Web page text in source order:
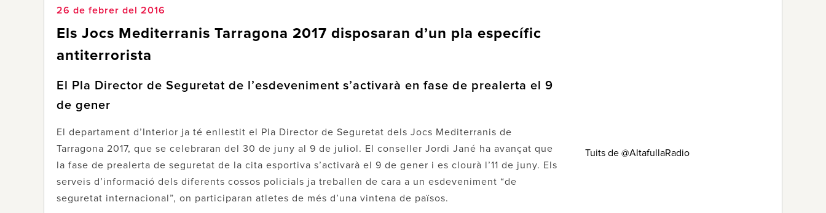
26 de febrer del 2016
Els Jocs Mediterranis Tarragona 2017 disposaran d’un pla específic
antiterrorista
El Pla Director de Seguretat de l’esdeveniment s’activarà en fase de prealerta el 9
de gener
El departament d’Interior ja té enllestit el Pla Director de Seguretat dels Jocs Mediterranis de
Tarragona 2017, que se celebraran del 30 de juny al 9 de juliol. El conseller Jordi Jané ha avançat que
la fase de prealerta de seguretat de la cita esportiva s’activarà el 9 de gener i es clourà l’11 de juny. Els
serveis d’informació dels diferents cossos policials ja treballen de cara a un esdeveniment “de
seguretat internacional”, on participaran atletes de més d’una vintena de països.
Tuits de @AltafullaRadio